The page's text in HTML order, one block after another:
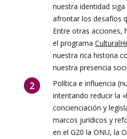
nuestra identidad
afrontar los desafíos
Entre otras acciones,
el programa
nuestra rica historia
nuestra presencia
Política e influencia
intentando reducir la
concienciación y
marcos jurídicos y
en el G20 la ONU, la